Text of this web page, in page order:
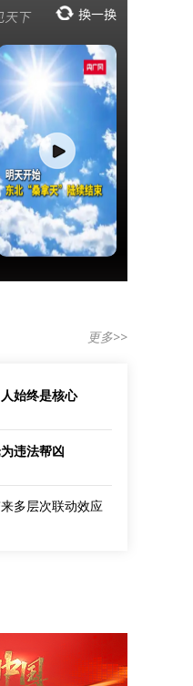
更多>>
始终是核心
违法帮凶
多层次联动效应